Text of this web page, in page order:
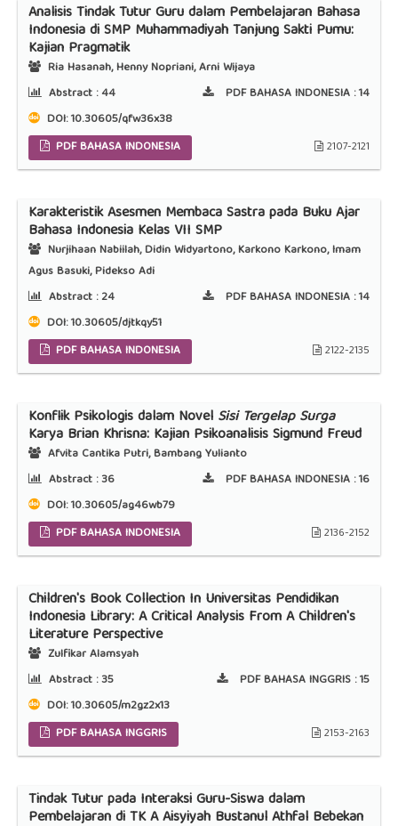
Analisis Tindak Tutur Guru dalam Pembelajaran Bahasa
Indonesiadi SMP Muhammadiyah Tanjung Sakti Pumu:
Kajian Pragmatik
Ria Hasanah, Henny Nopriani, Arni Wijaya
Abstract :44 PDF BAHASA INDONESIA :14
DOI:10.30605/qfw36x38
PDF BAHASA INDONESIA
2107-2121
Karakteristik Asesmen Membaca Sastra pada Buku Ajar
Bahasa Indonesia Kelas VII SMP
Nurjihaan Nabiilah, Didin Widyartono, Karkono Karkono, Imam
Agus Basuki, Pidekso Adi
Abstract :24 PDF BAHASA INDONESIA :14
DOI:10.30605/djtkqy51
PDF BAHASA INDONESIA
2122-2135
Konflik Psikologis dalam Novel Sisi Tergelap Surga
Karya Brian Khrisna: Kajian Psikoanalisis Sigmund Freud
Afvita Cantika Putri, Bambang Yulianto
Abstract :36 PDF BAHASA INDONESIA :16
DOI:10.30605/ag46wb79
PDF BAHASA INDONESIA
2136-2152
Children's Book Collection In Universitas Pendidikan
Indonesia Library: A Critical Analysis From A Children's
Literature Perspective
Zulfikar Alamsyah
Abstract :35 PDF BAHASA INGGRIS :15
DOI:10.30605/m2gz2x13
PDF BAHASA INGGRIS
2153-2163
Tindak Tutur pada Interaksi Guru-Siswa dalam
Pembelajaran di TK A Aisyiyah Bustanul Athfal Bebekan